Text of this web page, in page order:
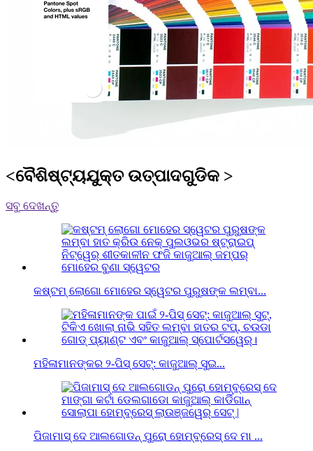
<ବୈଶିଷ୍ଟ୍ୟଯୁକ୍ତ ଉତ୍ପାଦଗୁଡିକ >
ସବୁ ଦେଖନ୍ତୁ
କଷ୍ଟମ୍ ଲୋଗୋ ମୋହେର ସ୍ୱେଟର ପୁରୁଷଙ୍କ ଲମ୍ବା...
ମହିଳାମାନଙ୍କର ୨-ପିସ୍ ସେଟ୍: କାଜୁଆଲ୍ ସୁଇ...
ପିଜାମାସ୍ ଦେ ଆଲଗୋଡନ୍ ପୁରୋ ହୋମ୍ବ୍ରେସ୍ ଦେ ମା ...